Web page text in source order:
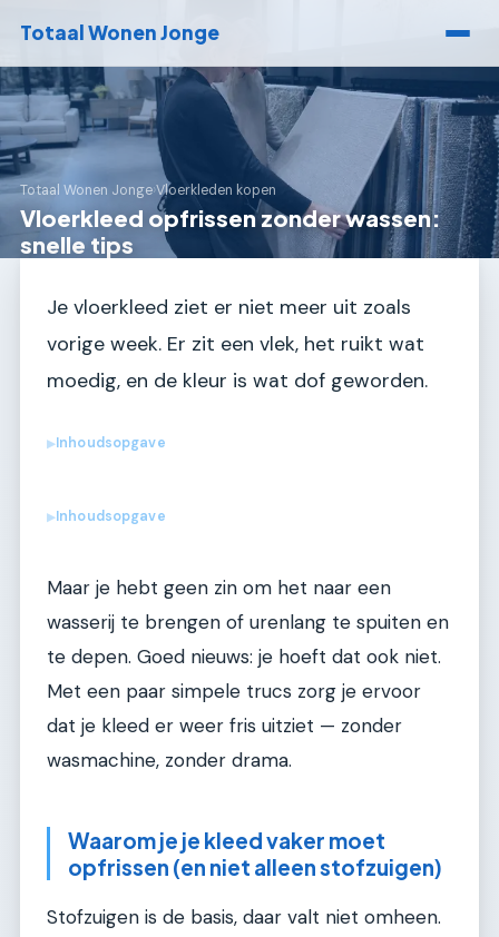
Totaal Wonen Jonge
Totaal Wonen Jonge›Vloerkleden kopen
Vloerkleed opfrissen zonder wassen:
snelle tips
Je vloerkleed ziet er niet meer uit zoals
vorige week. Er zit een vlek, het ruikt wat
moedig, en de kleur is wat dof geworden.
▶Inhoudsopgave
▶Inhoudsopgave
Maar je hebt geen zin om het naar een
wasserij te brengen of urenlang te spuiten en
te depen. Goed nieuws: je hoeft dat ook niet.
Met een paar simpele trucs zorg je ervoor
dat je kleed er weer fris uitziet — zonder
wasmachine, zonder drama.
Waarom je je kleed vaker moet
opfrissen (en niet alleen stofzuigen)
Stofzuigen is de basis, daar valt niet omheen.